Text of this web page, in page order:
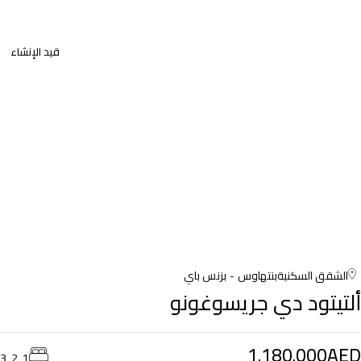
قيد الإنشاء
الشقق السكنيةبنتهاوس بزنس باي
ألتيتود دي جريسوغونو